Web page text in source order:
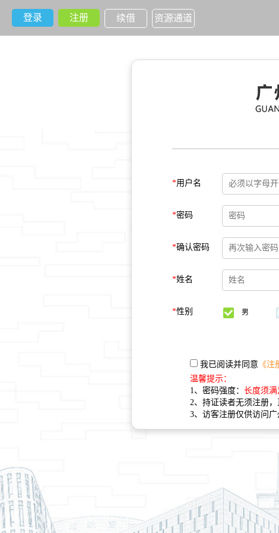
*用户名
*密码
*确认密码
*姓名
*性别 男
我已阅读并同意 《注
温馨提示：
1、密码强度： 长度须满
2、持证读者无须注册
3、访客注册仅供访问
登录 注册 续借 资源通道